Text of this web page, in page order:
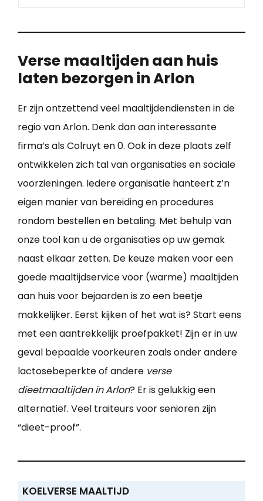
Verse maaltijden aan huis
laten bezorgen in Arlon
Er zijn ontzettend veel maaltijdendiensten in de
regio van Arlon. Denk dan aan interessante
firma’s als Colruyt en 0. Ook in deze plaats zelf
ontwikkelen zich tal van organisaties en sociale
voorzieningen. Iedere organisatie hanteert z’n
eigen manier van bereiding en procedures
rondom bestellen en betaling. Met behulp van
onze tool kan u de organisaties op uw gemak
naast elkaar zetten. De keuze maken voor een
goede maaltijdservice voor (warme) maaltijden
aan huis voor bejaarden is zo een beetje
makkelijker. Eerst kijken of het wat is? Start eens
met een aantrekkelijk proefpakket! Zijn er in uw
geval bepaalde voorkeuren zoals onder andere
lactosebeperkte of andere verse
dieetmaaltijden in Arlon? Er is gelukkig een
alternatief. Veel traiteurs voor senioren zijn
“dieet-proof”.
KOELVERSE MAALTIJD